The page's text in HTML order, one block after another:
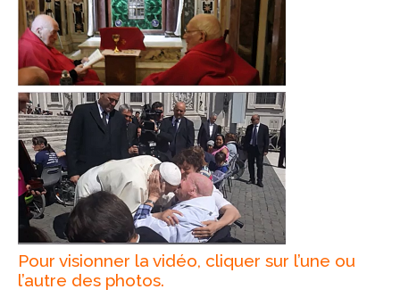
Pour visionner la vidéo, cliquer sur l’une ou
l’autre des photos.